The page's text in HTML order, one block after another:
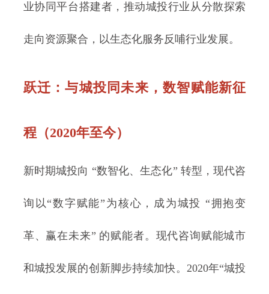
业协同平台搭建者，推动城投行业从分散探索
走向资源聚合，以生态化服务反哺行业发展。
跃迁 ：与城投同未来，数智赋能新征
程（2020年至今）
新时期城投向 “数智化、生态化” 转型，现代咨
询以“数字赋能”为核心，成为城投 “拥抱变
革、赢在未来” 的赋能者。现代咨询赋能城市
和城投发展的创新脚步持续加快。2020年“城投